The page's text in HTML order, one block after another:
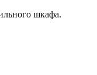
шкафа.